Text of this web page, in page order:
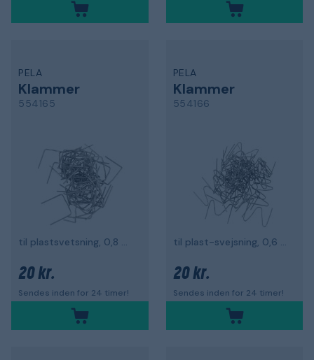
PELA
Klammer
554165
til plast­svetsning, 0,8 mm, lige, 50-pak
20 kr.
Sendes inden for 24 timer!
PELA
Klammer
554166
til plast-svejsning, 0,6 mm, type M, 50-pak
20 kr.
Sendes inden for 24 timer!